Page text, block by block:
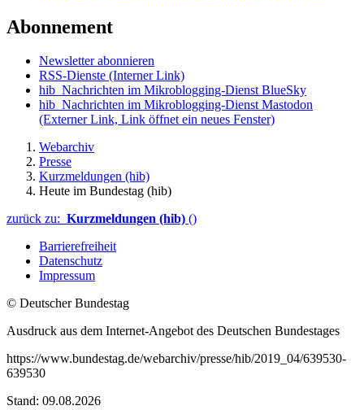
Abonnement
Newsletter abonnieren
RSS-Dienste (Interner Link)
hib_Nachrichten im Mikroblogging-Dienst BlueSky
hib_Nachrichten im Mikroblogging-Dienst Mastodon
(Externer Link, Link öffnet ein neues Fenster)
Webarchiv
Presse
Kurzmeldungen (hib)
Heute im Bundestag (hib)
zurück zu: Kurzmeldungen (hib) ()
Barrierefreiheit
Datenschutz
Impressum
© Deutscher Bundestag
Ausdruck aus dem Internet-Angebot des Deutschen Bundestages
https://www.bundestag.de/webarchiv/presse/hib/2019_04/639530-
639530
Stand: 09.08.2026